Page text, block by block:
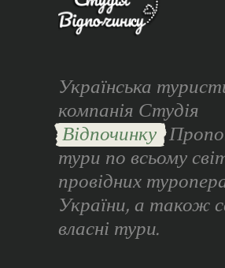
Українська
компанія Студія
Відпочинку
тури по всьому
провідних
України, а також
власні тури.